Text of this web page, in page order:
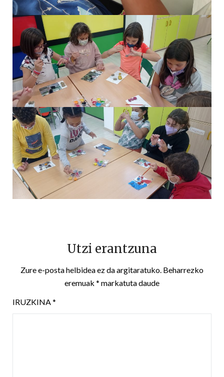
Utzi erantzuna
Zure e-posta helbidea ez da argitaratuko. Beharrezko
eremuak * markatuta daude
IRUZKINA *